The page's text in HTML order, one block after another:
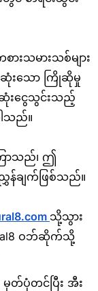
ားသမားသစ်များ
းသော ကြိုဆိုမှု
းငွေသွင်းသည့်
သည်။
ာသည်၊ ဤ
န်ချက်ဖြစ်သည်။
သို့သွား
ဝဘ်ဆိုက်သို့
မှတ်ပုံတင်ပြီး အီး